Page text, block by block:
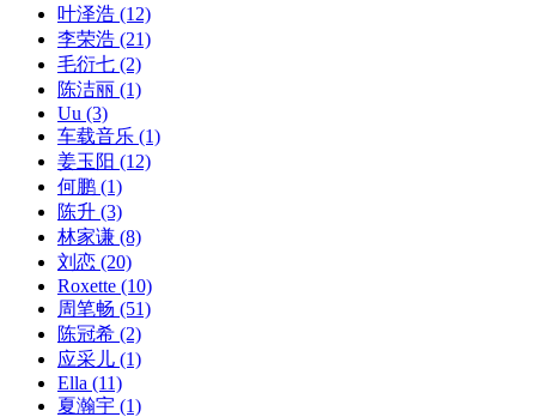
叶泽浩 (12)
李荣浩 (21)
毛衍七 (2)
陈洁丽 (1)
Uu (3)
车载音乐 (1)
姜玉阳 (12)
何鹏 (1)
陈升 (3)
林家谦 (8)
刘恋 (20)
Roxette (10)
周笔畅 (51)
陈冠希 (2)
应采儿 (1)
Ella (11)
夏瀚宇 (1)